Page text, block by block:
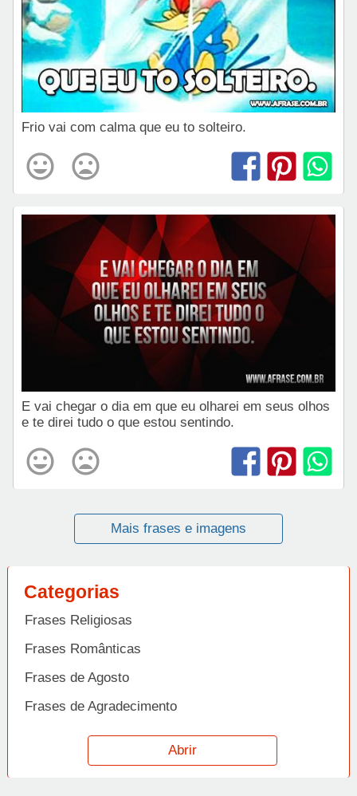
Frio vai com calma que eu to solteiro.
E vai chegar o dia em que eu olharei em seus olhos
e te direi tudo o que estou sentindo.
Mais frases e imagens
Categorias
Frases Religiosas
Frases Românticas
Frases de Agosto
Frases de Agradecimento
Frases de Amizade
Frases de Amor
Abrir